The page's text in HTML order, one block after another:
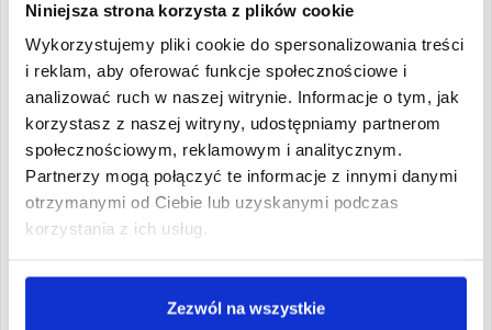
Niniejsza strona korzysta z plików cookie
Wykorzystujemy pliki cookie do spersonalizowania treści
i reklam, aby oferować funkcje społecznościowe i
analizować ruch w naszej witrynie. Informacje o tym, jak
korzystasz z naszej witryny, udostępniamy partnerom
społecznościowym, reklamowym i analitycznym.
Partnerzy mogą połączyć te informacje z innymi danymi
otrzymanymi od Ciebie lub uzyskanymi podczas
korzystania z ich usług.
Zezwól na wszystkie
4
Dostarcz dokumenty do biura
rekrutacyjnego